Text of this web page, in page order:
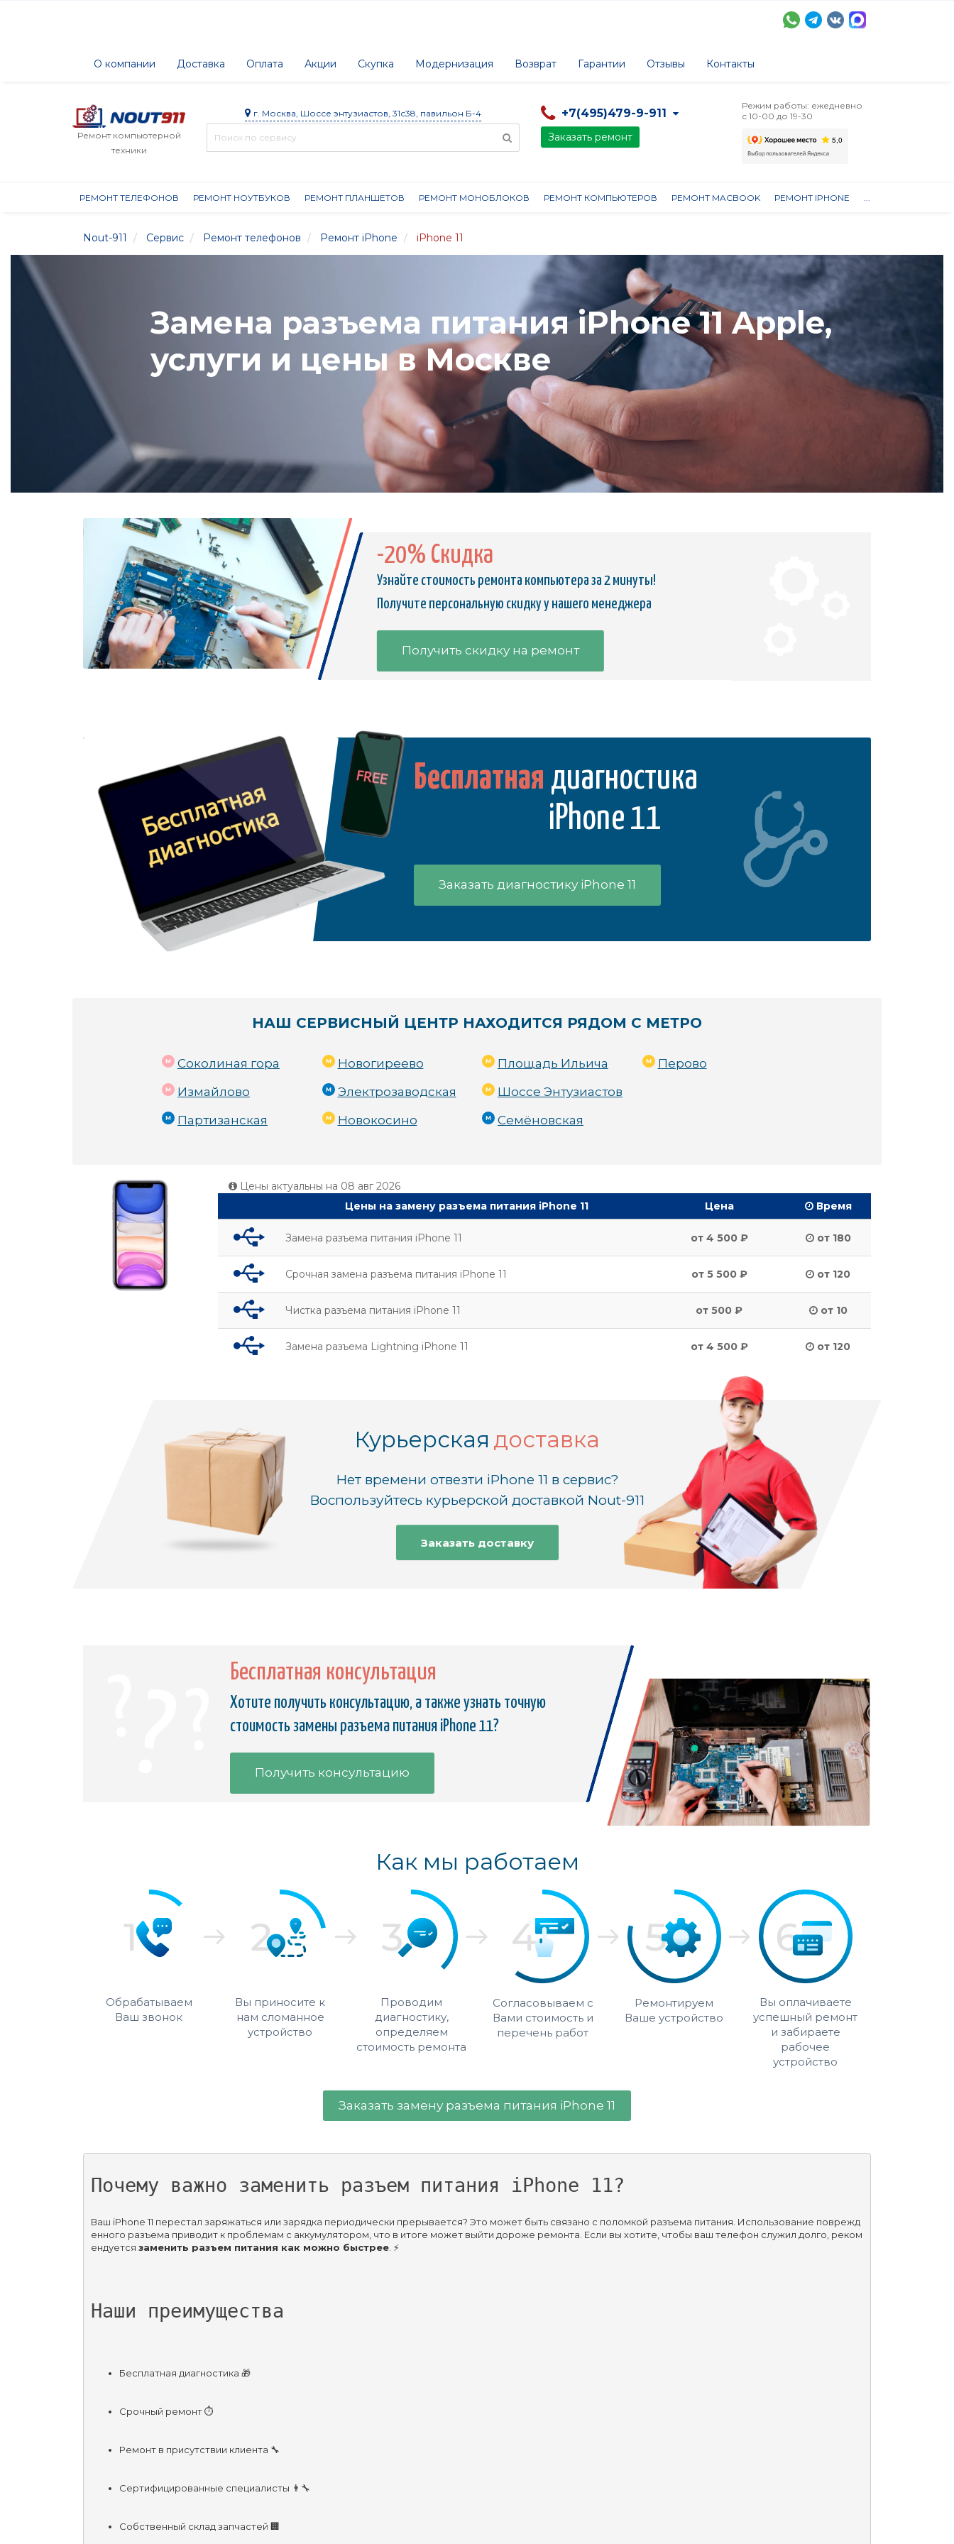
О компании Доставка Оплата Акции Скупка Модернизация Возврат Гарантии Отзывы Контакты
Ремонт компьютерной
техники
г. Москва, Шоссе энтузиастов, 31с38, павильон Б-4 +7(495)479-9-911
Заказать ремонт
Режим работы: ежедневно
с 10-00 до 19-30
РЕМОНТ ТЕЛЕФОНОВ РЕМОНТ НОУТБУКОВ РЕМОНТ ПЛАНШЕТОВ РЕМОНТ МОНОБЛОКОВ РЕМОНТ КОМПЬЮТЕРОВ РЕМОНТ MACBOOK РЕМОНТ IPHONE ...
Nout-911 Сервис Ремонт телефонов Ремонт iPhone iPhone 11
Замена разъема питания iPhone 11 Apple,
услуги и цены в Москве
-20% Скидка
Узнайте стоимость ремонта компьютера за 2 минуты!
Получите персональную скидку у нашего менеджера
Получить скидку на ремонт
Бесплатная диагностика
iPhone 11
Заказать диагностику iPhone 11
НАШ СЕРВИСНЫЙ ЦЕНТР НАХОДИТСЯ РЯДОМ С МЕТРО
Соколиная гора
Измайлово
Партизанская
Новогиреево
Электрозаводская
Новокосино
Площадь Ильича
Шоссе Энтузиастов
Семёновская
Перово
Цены актуальны на 08 авг 2026
Цены на замену разъема питания iPhone 11
Цена Время
Замена разъема питания iPhone 11 от 4 500 ₽ от 180
Срочная замена разъема питания iPhone 11 от 5 500 ₽ от 120
Чистка разъема питания iPhone 11 от 500 ₽ от 10
Замена разъема Lightning iPhone 11 от 4 500 ₽ от 120
Курьерская доставка
Нет времени отвезти iPhone 11 в сервис?
Воспользуйтесь курьерской доставкой Nout-911
Заказать доставку
Бесплатная консультация
Хотите получить консультацию, а также узнать точную
стоимость замены разъема питания iPhone 11?
Получить консультацию
Как мы работаем
Обрабатываем
Ваш звонок
Вы приносите к
нам сломанное
устройство
Проводим
диагностику,
определяем
стоимость ремонта
Согласовываем с
Вами стоимость и
перечень работ
Ремонтируем
Ваше устройство
Вы оплачиваете
успешный ремонт
и забираете
рабочее
устройство
Заказать замену разъема питания iPhone 11
Почему важно заменить разъем питания iPhone 11?
Ваш iPhone 11 перестал заряжаться или зарядка периодически прерывается? Это может быть связано с поломкой разъема питания. Использование поврежд
енного разъема приводит к проблемам с аккумулятором, что в итоге может выйти дороже ремонта. Если вы хотите, чтобы ваш телефон служил долго, реком
ендуется заменить разъем питания как можно быстрее. ⚡
Наши преимущества
Бесплатная диагностика 🎁
Срочный ремонт ⏱
Ремонт в присутствии клиента 🔧
Сертифицированные специалисты 👨‍🔧
Собственный склад запчастей 🏢